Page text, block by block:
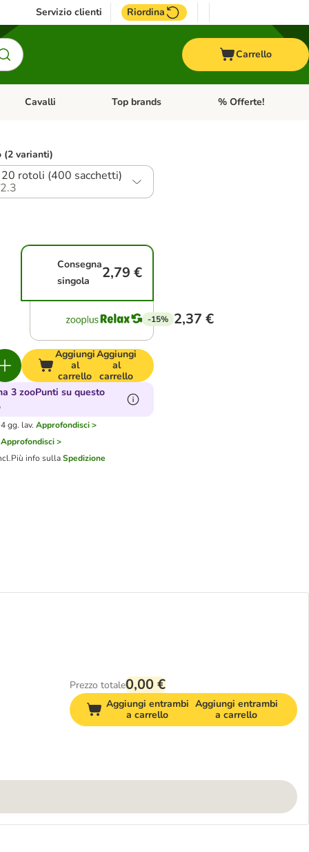
Servizio clienti Riordina
Carrello
Apri Menu Categoria: Acquaristica
Cavalli Apri Menu Categoria: Cavalli
Top brands Apri Menu Categoria:
% Offerte!
(2 varianti)
rotoli (400 sacchetti)
Consegna
singola
2,79 €
-15% 2,37 €
Aggiungi
al
carrello
Aggiungi
al
carrello
3 zooPunti su questo
gg. lav. Approfondisci >
Approfondisci >
Più info sullaSpedizione
Prezzo totale0,00 €
Aggiungi entrambi
a carrello
Aggiungi entrambi
a carrello